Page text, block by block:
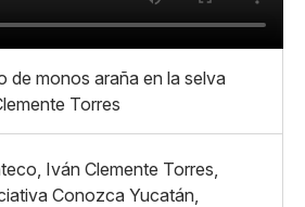
de monos araña en la selva
Torres
Iván Clemente Torres,
Conozca Yucatán,